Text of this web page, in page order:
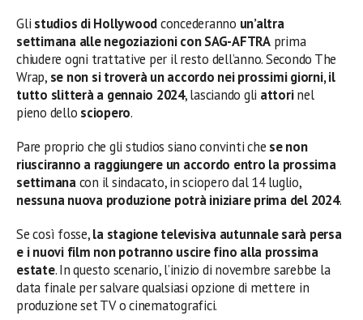
Gli studios di Hollywoodconcederanno un’altra
settimana alle negoziazioni con SAG-AFTRAprima
chiudere ogni trattative per il resto dell’anno. Secondo The
Wrap, se non si troverà un accordo nei prossimi giorni, il
tutto slitterà a gennaio 2024, lasciando gli attorinel
pieno dello sciopero.
Pare proprio che gli studios siano convinti che se non
riusciranno a raggiungere un accordo entro la prossima
settimanacon il sindacato, in sciopero dal 14 luglio,
nessuna nuova produzione potrà iniziare prima del 2024.
Se così fosse,la stagione televisiva autunnale sarà persa
e i nuovi film non potranno uscire fino alla prossima
estate. In questo scenario, l’inizio di novembre sarebbe la
data finale per salvare qualsiasi opzione di mettere in
produzione set TV o cinematografici.